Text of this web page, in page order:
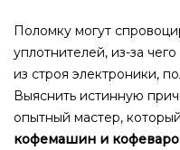
Поломку могут
уплотнителей, из-за
из строя электроники,
Выяснить истинную
опытный мастер,
кофемашин и